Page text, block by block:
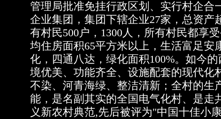
管理局批准免挂行政区划、实行村企合
企业集团，集团下辖企业27家，总资产
有村民500户，1300人，所有村民都享
均住房面积65平方米以上，生活富足安
化，四通八达，绿化面积100%。如今
境优美、功能齐全、设施配套的现代化
不染、河青海绿、整洁清新；全村的生
能，是名副其实的全国电气化村、是走
义新农村典范,先后被评为"中国十佳小